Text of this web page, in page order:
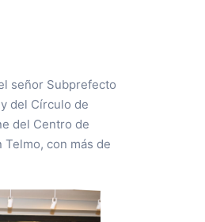
señor Subprefecto
del Círculo de
del Centro de
con más de